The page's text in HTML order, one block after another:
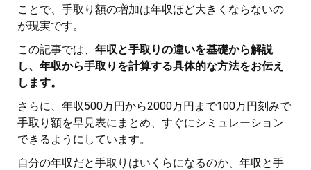
ことで、手取り額の増加は年収ほど大きくならないの
が現実です。
この記事では、 年収と手取りの違いを基礎から解説
し、年収から手取りを計算する具体的な方法をお伝え
します。
さらに、年収500万円から2000万円まで100万円刻みで
手取り額を早見表にまとめ、すぐにシミュレーション
できるようにしています。
自分の年収だと手取りはいくらになるのか、年収と手